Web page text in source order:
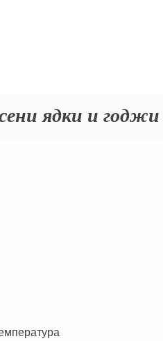
ядки и годжи